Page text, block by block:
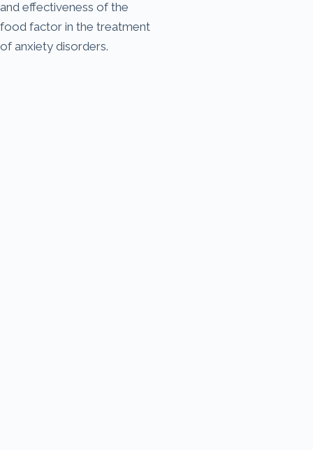
and effectiveness of the
food factor in the treatment
of anxiety disorders.